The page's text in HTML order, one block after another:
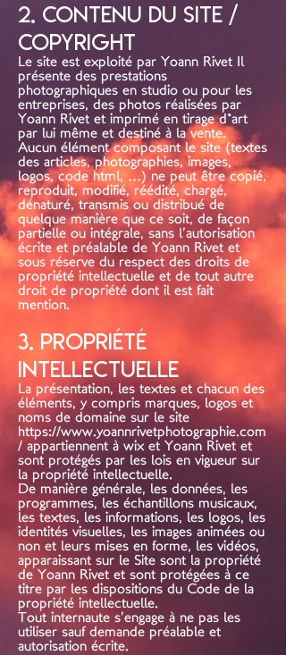
2. Contenu du site /
Copyright
Le site est exploité par Yoann Rivet Il
présente des prestations
photographiques en studio ou pour les
entreprises, des photos réalisées par
Yoann Rivet et imprimé en tirage d'art
par lui même et destiné à la vente.
Aucun élément composant le site (textes
des articles, photographies, images,
logos, code html, …) ne peut être copié,
reproduit, modifié, réédité, chargé,
dénaturé, transmis ou distribué de
quelque manière que ce soit, de façon
partielle ou intégrale, sans l’autorisation
écrite et préalable de Yoann Rivet et
sous réserve du respect des droits de
propriété intellectuelle et de tout autre
droit de propriété dont il est fait
mention.
3. Propriété
intellectuelle
La présentation, les textes et chacun des
éléments, y compris marques, logos et
noms de domaine sur le site
https://www.yoannrivetphotographie.com
/ appartiennent à wix et Yoann Rivet et
sont protégés par les lois en vigueur sur
la propriété intellectuelle.
De manière générale, les données, les
programmes, les échantillons musicaux,
les textes, les informations, les logos, les
identités visuelles, les images animées ou
non et leurs mises en forme, les vidéos,
apparaissant sur le Site sont la propriété
de Yoann Rivet et sont protégées à ce
titre par les dispositions du Code de la
propriété intellectuelle.
Tout internaute s’engage à ne pas les
utiliser sauf demande préalable et
autorisation écrite.